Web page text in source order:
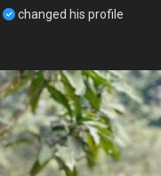
changed his profile